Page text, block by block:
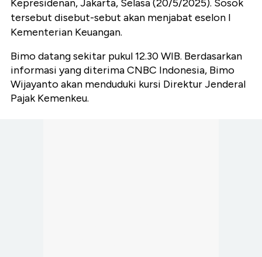
Kepresidenan, Jakarta, Selasa (20/5/2025). Sosok
tersebut disebut-sebut akan menjabat eselon I
Kementerian Keuangan.
Bimo datang sekitar pukul 12.30 WIB. Berdasarkan
informasi yang diterima CNBC Indonesia, Bimo
Wijayanto akan menduduki kursi Direktur Jenderal
Pajak Kemenkeu.